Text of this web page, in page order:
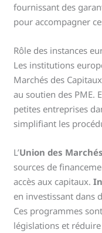
fournissant des
pour accompagner
Rôle des instances
Les institutions
Marchés des
au soutien des PME.
petites entreprises
simplifiant les
L’Union des
sources de
accès aux capitaux.
en investissant dans
Ces programmes
législations et